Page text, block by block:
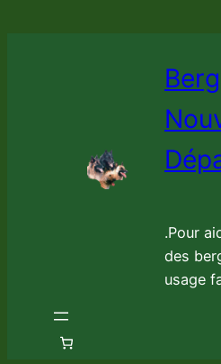
.Pour
des
usage